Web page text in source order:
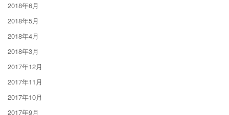
2018年6月
2018年5月
2018年4月
2018年3月
2017年12月
2017年11月
2017年10月
2017年9月